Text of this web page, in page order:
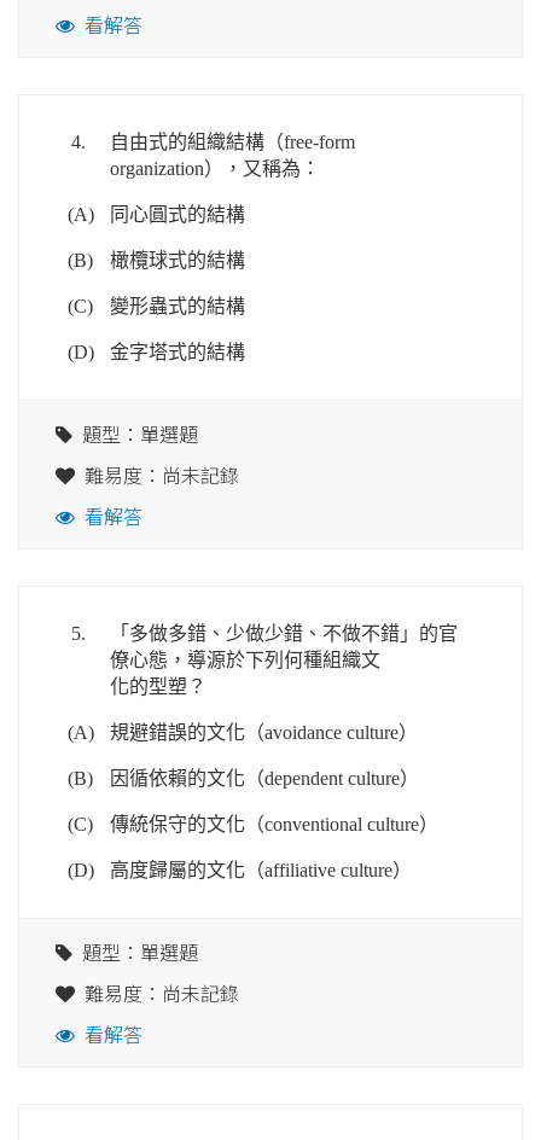
看解答
4.
自由式的組織結構（free-form
organization），又稱為：
(A) 同心圓式的結構
(B) 橄欖球式的結構
(C) 變形蟲式的結構
(D) 金字塔式的結構
題型：單選題
難易度：尚未記錄
看解答
5.
「多做多錯、少做少錯、不做不錯」的官
僚心態，導源於下列何種組織文
化的型塑？
(A) 規避錯誤的文化（avoidance culture）
(B) 因循依賴的文化（dependent culture）
(C) 傳統保守的文化（conventional culture）
(D) 高度歸屬的文化（affiliative culture）
題型：單選題
難易度：尚未記錄
看解答